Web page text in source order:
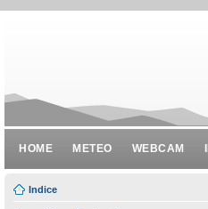
HOME METEO WEBCAM
Indice